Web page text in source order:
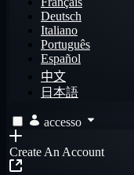
Deutsch
Italiano
Português
Español
中文
日本語
accesso
Create An Account